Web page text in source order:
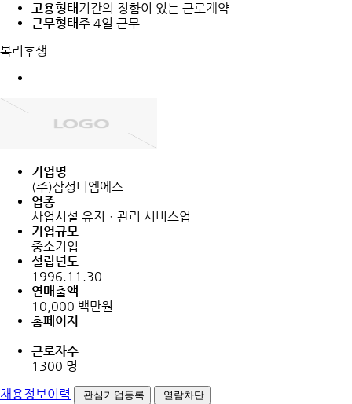
고용형태 기간의 정함이 있는 근로계약
근무형태주 4일 근무
복리후생
기업명
(주)삼성티엠에스
업종
사업시설 유지ㆍ관리 서비스업
기업규모
중소기업
설립년도
1996.11.30
연매출액
10,000 백만원
홈페이지
-
근로자수
1300 명
채용정보이력
관심기업등록 열람차단